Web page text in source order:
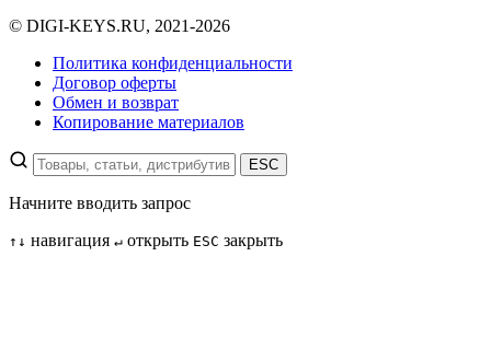
© DIGI-KEYS.RU, 2021-2026
Политика конфиденциальности
Договор оферты
Обмен и возврат
Копирование материалов
ESC
Начните вводить запрос
↑ ↓ навигация ↵ открыть ESC закрыть